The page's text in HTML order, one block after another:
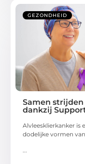
GEZONDHEID
Samen
dankzij
Alvleesklierkanker is
dodelijke vormen